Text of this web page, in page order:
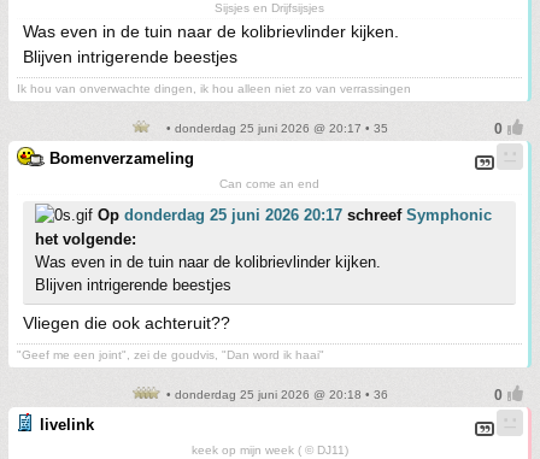
Sijsjes en Drijfsijsjes
Was even in de tuin naar de kolibrievlinder kijken.
Blijven intrigerende beestjes
Ik hou van onverwachte dingen, ik hou alleen niet zo van verrassingen
• donderdag 25 juni 2026 @ 20:17 • 35
Bomenverzameling
Can come an end
Op donderdag 25 juni 2026 20:17 schreef Symphonic
het volgende:
Was even in de tuin naar de kolibrievlinder kijken.
Blijven intrigerende beestjes
Vliegen die ook achteruit??
"Geef me een joint", zei de goudvis, "Dan word ik haai"
• donderdag 25 juni 2026 @ 20:18 • 36
livelink
keek op mijn week ( © DJ11)